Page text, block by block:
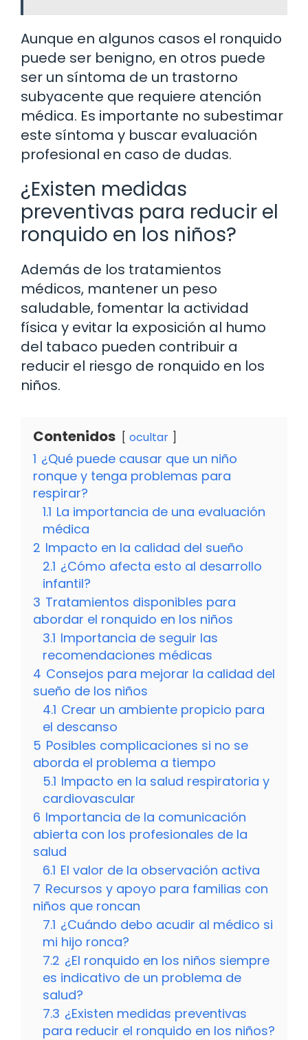
Aunque en algunos casos el ronquido
puede ser benigno, en otros puede
ser un síntoma de un trastorno
subyacente que requiere atención
médica. Es importante no subestimar
este síntoma y buscar evaluación
profesional en caso de dudas.
¿Existen medidas
preventivas para reducir el
ronquido en los niños?
Además de los tratamientos
médicos, mantener un peso
saludable, fomentar la actividad
física y evitar la exposición al humo
del tabaco pueden contribuir a
reducir el riesgo de ronquido en los
niños.
Contenidos ocultar
1 ¿Qué puede causar que un niño
ronque y tenga problemas para
respirar?
1.1 La importancia de una evaluación
médica
2 Impacto en la calidad del sueño
2.1 ¿Cómo afecta esto al desarrollo
infantil?
3 Tratamientos disponibles para
abordar el ronquido en los niños
3.1 Importancia de seguir las
recomendaciones médicas
4 Consejos para mejorar la calidad del
sueño de los niños
4.1 Crear un ambiente propicio para
el descanso
5 Posibles complicaciones si no se
aborda el problema a tiempo
5.1 Impacto en la salud respiratoria y
cardiovascular
6 Importancia de la comunicación
abierta con los profesionales de la
salud
6.1 El valor de la observación activa
7 Recursos y apoyo para familias con
niños que roncan
7.1 ¿Cuándo debo acudir al médico si
mi hijo ronca?
7.2 ¿El ronquido en los niños siempre
es indicativo de un problema de
salud?
7.3 ¿Existen medidas preventivas
para reducir el ronquido en los niños?